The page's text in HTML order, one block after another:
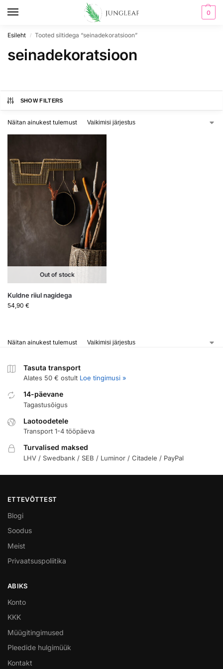
0
Esileht / Tooted siltidega “seinadekoratsioon”
seinadekoratsioon
SHOW FILTERS
Näitan ainukest tulemust
Out of stock
Kuldne riiul nagidega
54,90 €
Näitan ainukest tulemust
Tasuta transport
Alates 50 € ostult Loe tingimusi »
14-päevane
Tagastusõigus
Laotoodetele
Transport 1-4 tööpäeva
Turvalised maksed
LHV / Swedbank / SEB / Luminor / Citadele / PayPal
ETTEVÕTTEST
Blogi
Soodus
Meist
Privaatsuspoliitika
ABIKS
Konto
KKK
Müügitingimused
Pleedide hulgimüük
Kontakt